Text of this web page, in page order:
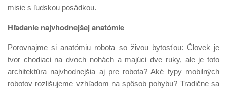
misie s ľudskou posádkou.
Hľadanie najvhodnejšej anatómie
Porovnajme si anatómiu robota so živou bytosťou: Človek je
tvor chodiaci na dvoch nohách a majúci dve ruky, ale je toto
architektúra najvhodnejšia aj pre robota? Aké typy mobilných
robotov rozlišujeme vzhľadom na spôsob pohybu? Tradične sa